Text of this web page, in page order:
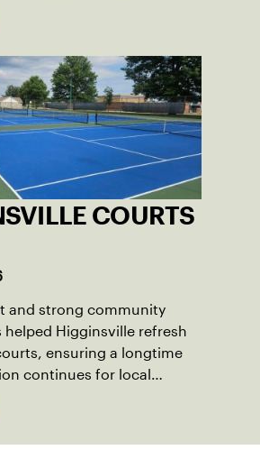
COURTS
and strong community
helped Higginsville refresh
ensuring a longtime
continues for local